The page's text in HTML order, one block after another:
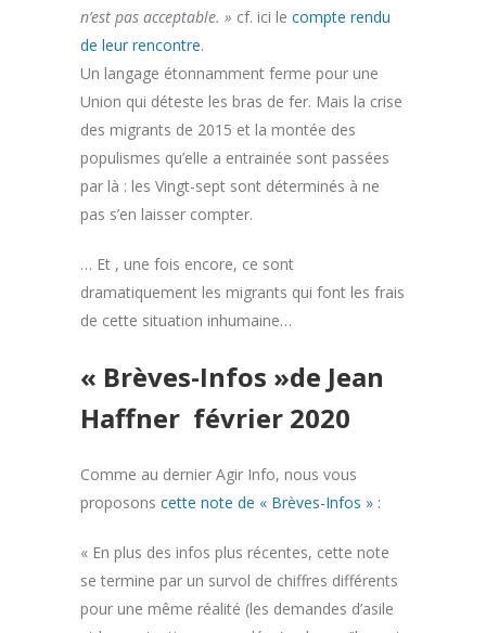
n’est pas acceptable. » cf. ici le compte rendu
de leur rencontre.
Un langage étonnamment ferme pour une
Union qui déteste les bras de fer. Mais la crise
des migrants de 2015 et la montée des
populismes qu’elle a entrainée sont passées
par là : les Vingt-sept sont déterminés à ne
pas s’en laisser compter.
… Et , une fois encore, ce sont
dramatiquement les migrants qui font les frais
de cette situation inhumaine…
« Brèves-Infos »de Jean
Haffner février 2020
Comme au dernier Agir Info, nous vous
proposons cette note de « Brèves-Infos » :
« En plus des infos plus récentes, cette note
se termine par un survol de chiffres différents
pour une même réalité (les demandes d’asile